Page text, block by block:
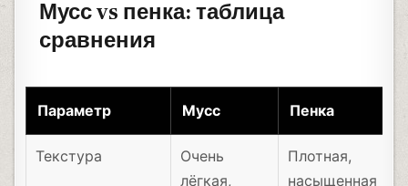
Мусс vs пенка: таблица
сравнения
Параметр Мусс Пенка
Текстура
Очень
лёгкая,
Плотная,
насыщенная